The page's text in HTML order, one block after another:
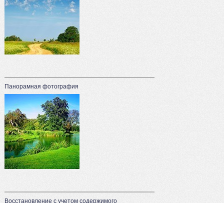
Панорамная фотография
Восстановление с учетом содержимого